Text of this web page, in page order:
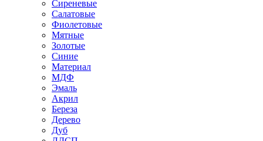
Сиреневые
Салатовые
Фиолетовые
Мятные
Золотые
Синие
Материал
МДФ
Эмаль
Акрил
Береза
Дерево
Дуб